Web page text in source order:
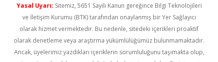
Yasal Uyarı: Sitemiz, 5651 Sayılı Kanun gereğince Bilgi Teknolojileri
ve İletişim Kurumu (BTK) tarafından onaylanmış bir Yer Sağlayıcı
olarak hizmet vermektedir. Bu nedenle, sitedeki içerikleri proaktif
olarak denetleme veya araştırma yükümlülüğümüz bulunmamaktadır.
Ancak, üyelerimiz yazdıkları içeriklerin sorumluluğunu taşımakta olup,